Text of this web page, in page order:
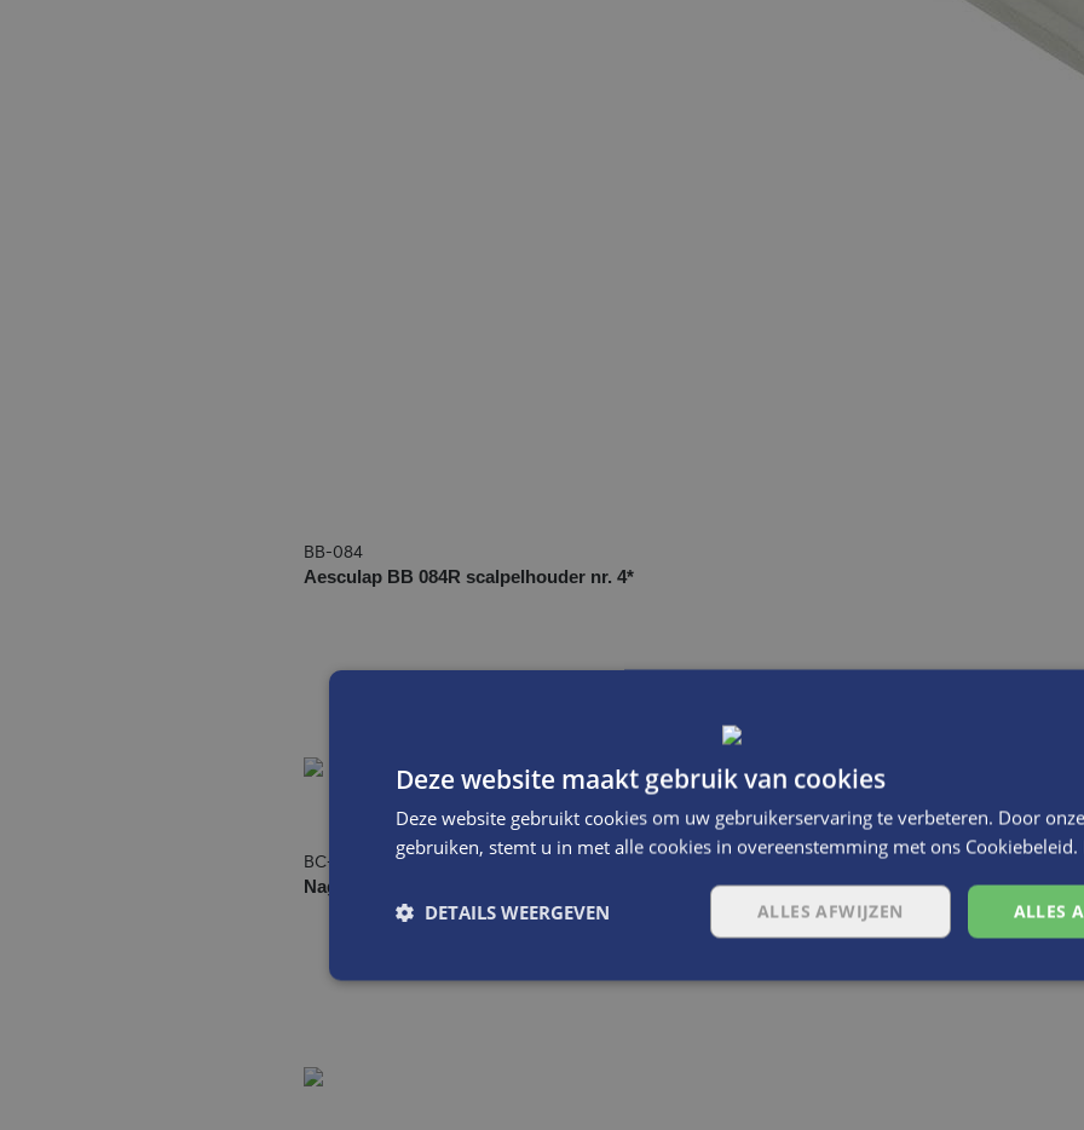
BB-084
Aesculap BB 084R scalpelhouder nr. 4*
BC-056
Nagelschaar BC056R (U)
Deze website maakt gebruik van cookies
Deze website gebruikt cookies om uw gebruikerservaring te verbeteren. Door
gebruiken, stemt u in met alle cookies in overeenstemming met ons Cookiebeleid.
ALLES
ALLES AFWIJZEN
DETAILS WEERGEVEN